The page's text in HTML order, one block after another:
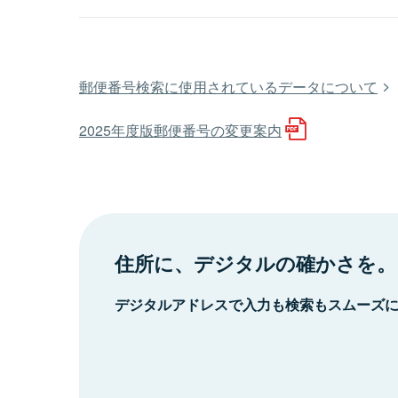
郵便番号検索に使用されているデータについて
2025年度版郵便番号の変更案内
住所に、デジタルの確かさを。
デジタルアドレスで入力も検索もスムーズ